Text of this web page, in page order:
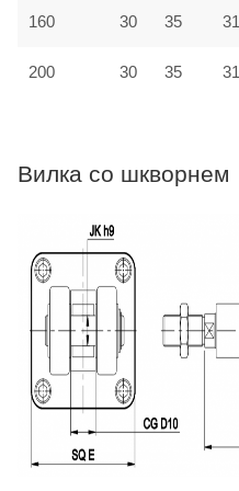
160 30 35 31
200 30 35 31
Вилка со шкворнем